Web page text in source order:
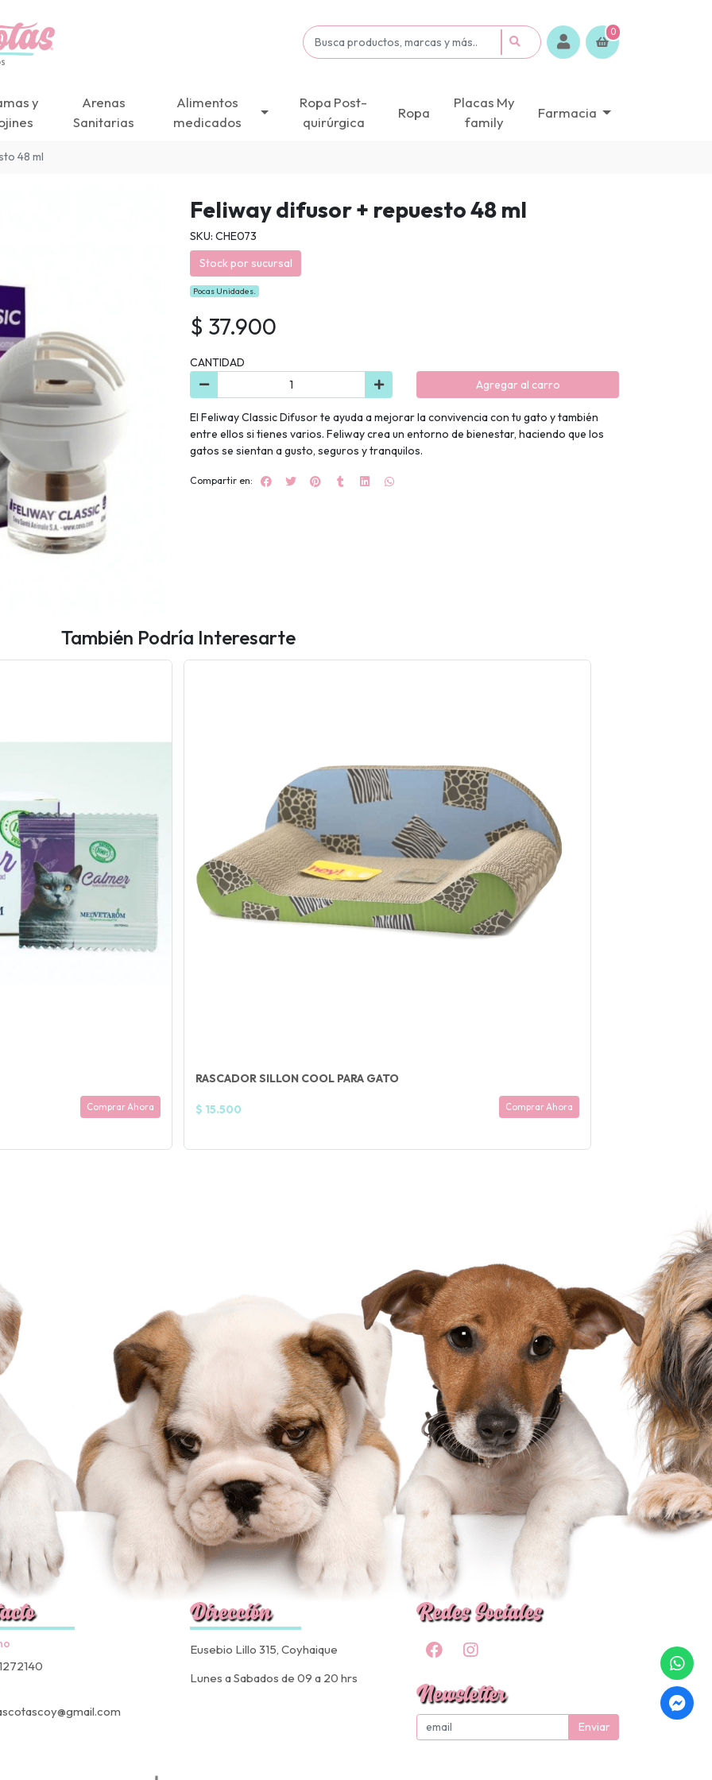
0
y
Arenas
Sanitarias
Alimentos
medicados
Ropa Post-
quirúrgica
Ropa
Placas My
family
Farmacia
48 ml
Feliway difusor + repuesto 48 ml
SKU: CHE073
Stock por sucursal
Pocas Unidades.
$ 37.900
CANTIDAD
Agregar al carro
El Feliway Classic Difusor te ayuda a mejorar la convivencia con tu gato y también
entre ellos si tienes varios. Feliway crea un entorno de bienestar, haciendo que los
gatos se sientan a gusto, seguros y tranquilos.
Compartir en:
También Podría Interesarte
Comprar Ahora
RASCADOR SILLON COOL PARA GATO
$ 15.500 Comprar Ahora
Dirección
Eusebio Lillo 315, Coyhaique
Lunes a Sabados de 09 a 20 hrs
Redes Sociales
Newsletter
Enviar